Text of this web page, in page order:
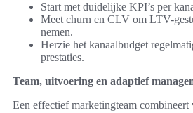
Start met duidelijke KPI’s per
Meet churn en CLV om LTV-
nemen.
Herzie het kanaalbudget
prestaties.
Team, uitvoering en adaptief
Een effectief marketingteam combineert